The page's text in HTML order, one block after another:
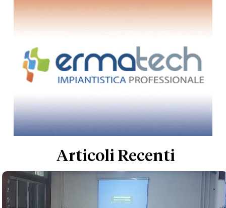
Articoli Recenti